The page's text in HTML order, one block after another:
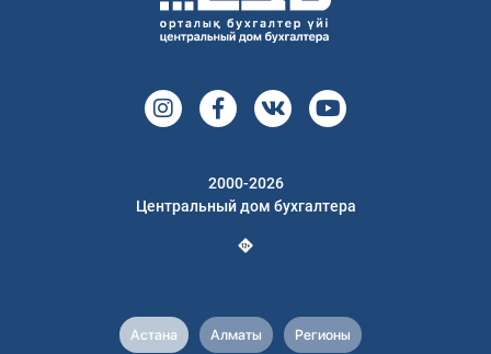
2000-2026
Центральный дом бухгалтера
Астана Алматы Регионы